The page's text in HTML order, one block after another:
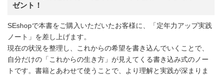
ゼント！
SEshopで本書をご購入いただいたお客様に、「定年力アップ実践
ノート」を差し上げます。
現在の状況を整理し、これからの希望を書き込んでいくことで、
自分だけの「これからの生き方」が見えてくる書き込み式のノー
トです。書籍とあわせて使うことで、より理解と実践が深まりま